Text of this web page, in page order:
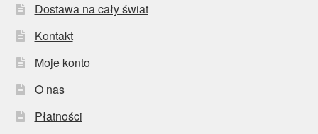
Dostawa na cały świat
Kontakt
Moje konto
O nas
Płatności